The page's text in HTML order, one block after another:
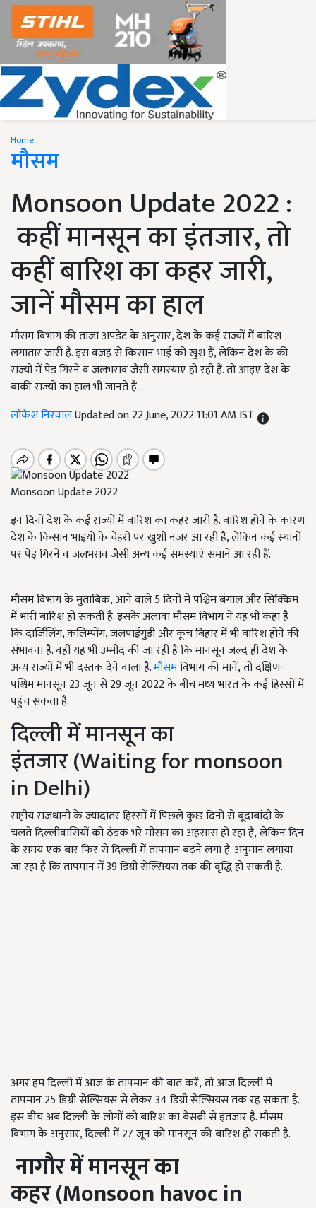
Home
मौसम
Monsoon Update 2022 :
कहीं मानसून का इंतजार, तो
कहीं बारिश का कहर जारी,
जानें मौसम का हाल
मौसम विभाग की ताजा अपडेट के अनुसार, देश के कई राज्यों में बारिश
लगातार जारी है. इस वजह से किसान भाई को खुश हैं, लेकिन देश के की
राज्यों में पेड़ गिरने व जलभराव जैसी समस्याएं हो रही हैं. तो आइए देश के
बाकी राज्यों का हाल भी जानते हैं...
लोकेश निरवालUpdated on 22 June, 2022 11:01 AM IST
Monsoon Update 2022
इन दिनों देश के कई राज्यों में बारिश का कहर जारी है. बारिश होने के कारण
देश के किसान भाइयों के चेहरों पर खुशी नजर आ रही है, लेकिन कई स्थानों
पर पेड़ गिरने व जलभराव जैसी अन्य कई समस्याएं समाने आ रही हैं.
मौसम विभाग के मुताबिक, आने वाले 5 दिनों में पश्चिम बंगाल और सिक्किम
में भारी बारिश हो सकती है. इसके अलावा मौसम विभाग ने यह भी कहा है
कि दार्जिलिंग, कलिम्पोंग, जलपाईगुड़ी और कूच बिहार में भी बारिश होने की
संभावना है. वहीं यह भी उम्मीद की जा रही है कि मानसून जल्द ही देश के
अन्य राज्यों में भी दस्तक देने वाला है.मौसमविभाग की मानें, तो दक्षिण-
पश्चिम मानसून 23 जून से 29 जून 2022 के बीच मध्य भारत के कई हिस्सों में
पहुंच सकता है.
दिल्ली में मानसून का
इंतजार (Waiting for monsoon
in Delhi)
राष्ट्रीय राजधानी के ज्यादातर हिस्सों में पिछले कुछ दिनों से बूंदाबांदी के
चलते दिल्लीवासियों को ठंडक भरे मौसम का अहसास हो रहा है, लेकिन दिन
के समय एक बार फिर से दिल्ली में तापमान बढ़ने लगा है. अनुमान लगाया
जा रहा है कि तापमान में 39 डिग्री सेल्सियस तक की वृद्धि हो सकती है.
अगर हम दिल्ली में आज के तापमान की बात करें, तो आज दिल्ली में
तापमान 25 डिग्री सेल्सियस से लेकर 34 डिग्री सेल्सियस तक रह सकता है.
इस बीच अब दिल्ली के लोगों को बारिश का बेसब्री से इंतजार है. मौसम
विभाग के अनुसार, दिल्ली में 27 जून को मानसून की बारिश हो सकती है.
नागौर में मानसूनका
कहर(Monsoon havoc in